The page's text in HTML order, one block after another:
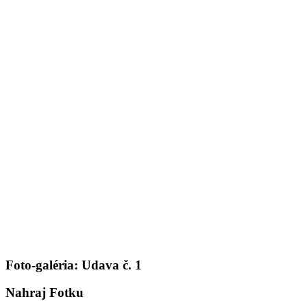
Foto-galéria: Udava č. 1
Nahraj Fotku